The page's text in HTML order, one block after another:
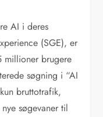
AI i deres
(SGE), er
millioner brugere
søgning i “AI
bruttotrafik,
søgevaner til